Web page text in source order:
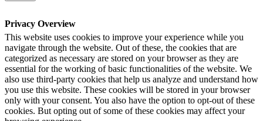
Privacy Overview
This website uses cookies to improve your experience while you
navigate through the website. Out of these, the cookies that are
categorized as necessary are stored on your browser as they are
essential for the working of basic functionalities of the website. We
also use third-party cookies that help us analyze and understand how
you use this website. These cookies will be stored in your browser
only with your consent. You also have the option to opt-out of these
cookies. But opting out of some of these cookies may affect your